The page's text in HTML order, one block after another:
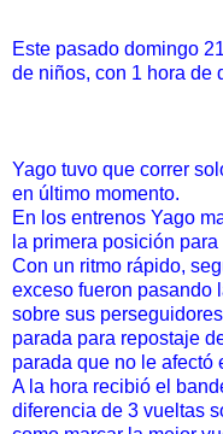
Este pasado domingo
de niños, con 1 hora de
Yago tuvo que correr
en último momento.
En los entrenos Yago
la primera posición
Con un ritmo rápido,
exceso fueron pasando
sobre sus
parada para repostaje
parada que no le afectó
A la hora recibió el
diferencia de 3 vueltas